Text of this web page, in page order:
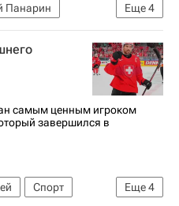
Еще4
Панарин
Кингз
самым ценным игроком
завершился в
Еще4
Спорт